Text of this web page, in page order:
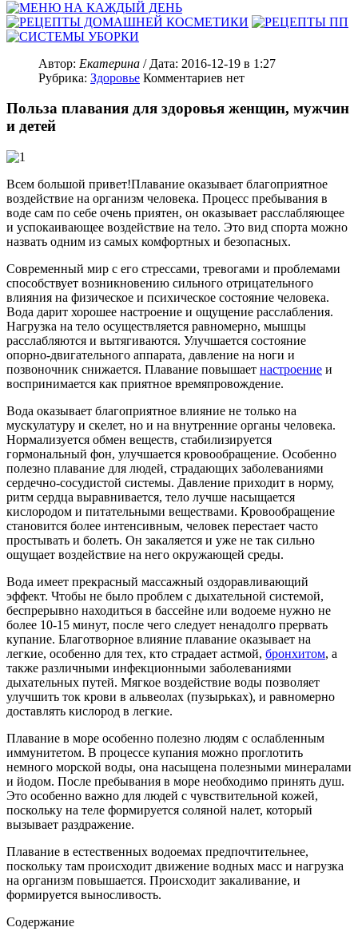
Автор: Екатерина / Дата: 2016-12-19 в 1:27
Рубрика: Здоровье Комментариев нет
Польза плавания для здоровья женщин, мужчин
и детей
Всем большой привет!Плавание оказывает благоприятное
воздействие на организм человека. Процесс пребывания в
воде сам по себе очень приятен, он оказывает расслабляющее
и успокаивающее воздействие на тело. Это вид спорта можно
назвать одним из самых комфортных и безопасных.
Современный мир с его стрессами, тревогами и проблемами
способствует возникновению сильного отрицательного
влияния на физическое и психическое состояние человека.
Вода дарит хорошее настроение и ощущение расслабления.
Нагрузка на тело осуществляется равномерно, мышцы
расслабляются и вытягиваются. Улучшается состояние
опорно-двигательного аппарата, давление на ноги и
позвоночник снижается. Плавание повышает настроение и
воспринимается как приятное времяпровождение.
Вода оказывает благоприятное влияние не только на
мускулатуру и скелет, но и на внутренние органы человека.
Нормализуется обмен веществ, стабилизируется
гормональный фон, улучшается кровообращение. Особенно
полезно плавание для людей, страдающих заболеваниями
сердечно-сосудистой системы. Давление приходит в норму,
ритм сердца выравнивается, тело лучше насыщается
кислородом и питательными веществами. Кровообращение
становится более интенсивным, человек перестает часто
простывать и болеть. Он закаляется и уже не так сильно
ощущает воздействие на него окружающей среды.
Вода имеет прекрасный массажный оздоравливающий
эффект. Чтобы не было проблем с дыхательной системой,
беспрерывно находиться в бассейне или водоеме нужно не
более 10-15 минут, после чего следует ненадолго прервать
купание. Благотворное влияние плавание оказывает на
легкие, особенно для тех, кто страдает астмой, бронхитом, а
также различными инфекционными заболеваниями
дыхательных путей. Мягкое воздействие воды позволяет
улучшить ток крови в альвеолах (пузырьках), и равномерно
доставлять кислород в легкие.
Плавание в море особенно полезно людям с ослабленным
иммунитетом. В процессе купания можно проглотить
немного морской воды, она насыщена полезными минералами
и йодом. После пребывания в море необходимо принять душ.
Это особенно важно для людей с чувствительной кожей,
поскольку на теле формируется соляной налет, который
вызывает раздражение.
Плавание в естественных водоемах предпочтительнее,
поскольку там происходит движение водных масс и нагрузка
на организм повышается. Происходит закаливание, и
формируется выносливость.
Содержание